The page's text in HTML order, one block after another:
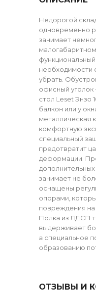
Недорогой
одновременно
занимает
необходимости
убрать.
офисный уголок
стол Leset Энзо
балкон или у
металлическая
комфортную
специальный
предотвратит
деформации.
занимает не
оснащены
опорами,
повреждения на
Полка из ЛДСП
выдерживает
а специальное
образованию
ОТЗЫВЫ И